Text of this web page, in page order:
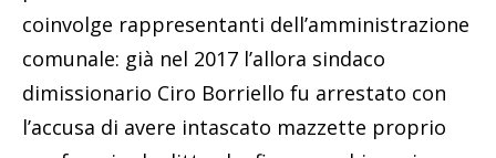
coinvolge rappresentanti dell’amministrazione
comunale: già nel 2017 l’allora sindaco
dimissionario Ciro Borriello fu arrestato con
l’accusa di avere intascato mazzette proprio